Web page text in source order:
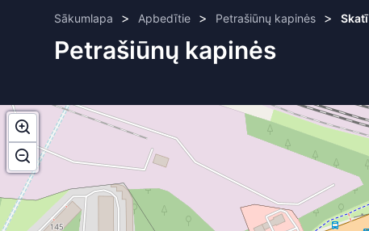
Sākumlapa > Apbedītie > Petrašiūnų kapinės >
Petrašiūnų kapinės